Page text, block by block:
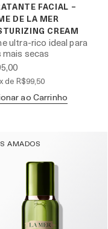
FACIAL –
DE LA MER
CREAM
ultra-rico ideal para
mais secas
de R$99,50
ao Carrinho
AMADOS